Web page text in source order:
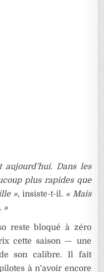
Dans les
plus rapides que
», insiste-t-il. « Mais
»
reste bloqué à zéro
cette saison — une
son calibre. Il fait
à n’avoir encore